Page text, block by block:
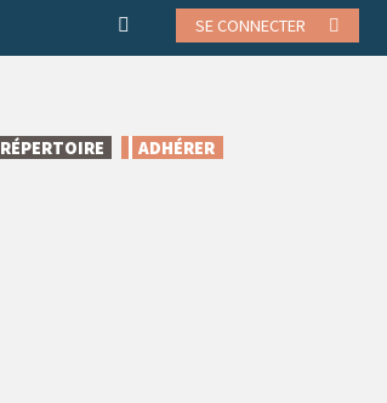
SE CONNECTER
RÉPERTOIRE ADHÉRER